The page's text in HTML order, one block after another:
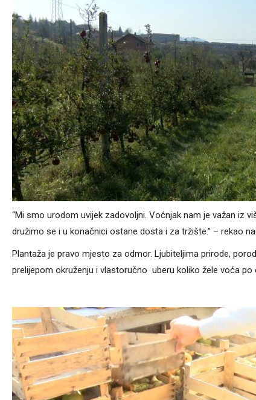
“Mi smo urodom uvijek zadovoljni. Voćnjak nam je važan iz
družimo se i u konačnici ostane dosta i za tržište.” – rekao
Plantaža je pravo mjesto za odmor. Ljubiteljima prirode,
prelijepom okruženju i vlastoručno uberu koliko žele voća po